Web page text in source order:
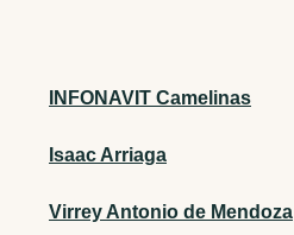
INFONAVIT Camelinas
Isaac Arriaga
Virrey Antonio de Mendoza